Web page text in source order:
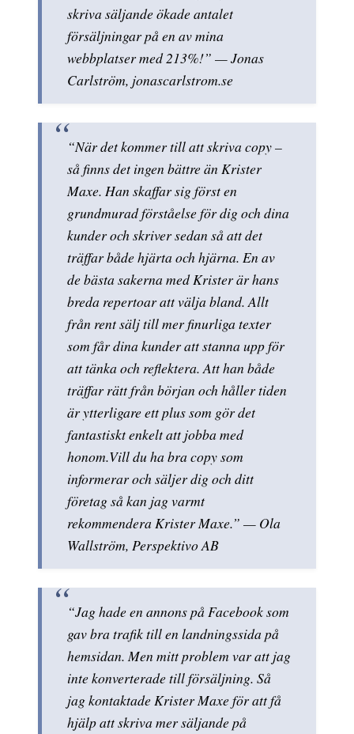
skriva säljande ökade antalet
försäljningar på en av mina
webbplatser med 213%!” — Jonas
Carlström, jonascarlstrom.se
“När det kommer till att skriva copy –
så finns det ingen bättre än Krister
Maxe. Han skaffar sig först en
grundmurad förståelse för dig och dina
kunder och skriver sedan så att det
träffar både hjärta och hjärna. En av
de bästa sakerna med Krister är hans
breda repertoar att välja bland. Allt
från rent sälj till mer finurliga texter
som får dina kunder att stanna upp för
att tänka och reflektera. Att han både
träffar rätt från början och håller tiden
är ytterligare ett plus som gör det
fantastiskt enkelt att jobba med
honom.Vill du ha bra copy som
informerar och säljer dig och ditt
företag så kan jag varmt
rekommendera Krister Maxe.” — Ola
Wallström, Perspektivo AB
“Jag hade en annons på Facebook som
gav bra trafik till en landningssida på
hemsidan. Men mitt problem var att jag
inte konverterade till försäljning. Så
jag kontaktade Krister Maxe för att få
hjälp att skriva mer säljande på